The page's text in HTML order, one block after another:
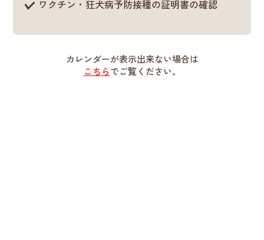
ワクチン・狂犬病予防接種の証明書の確認
カレンダーが表示出来ない場合は
こちらでご覧ください。